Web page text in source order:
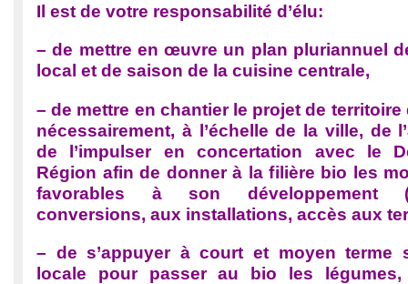
Il est de votre responsabilité d’élu:
– de mettre en œuvre un plan pluriannuel
local et de saison de la cuisine centrale,
– de mettre en chantier le projet de territoire
nécessairement, à l’échelle de la ville, de
de l’impulser en concertation avec le
Région afin de donner à la filière bio les
favorables à son développement
conversions, aux installations, accès aux
– de s’appuyer à court et moyen terme
locale pour passer au bio les